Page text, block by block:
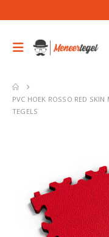
PVC HOEK ROSSO RED SKIN
TEGELS